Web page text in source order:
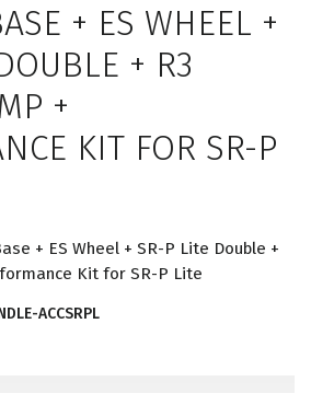
+ ES WHEEL +
+ R3
+
KIT FOR SR-P
+ ES Wheel + SR-P Lite Double +
Kit for SR-P Lite
ACCSRPL